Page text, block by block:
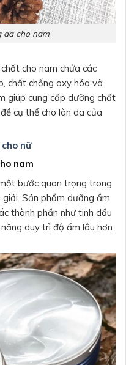
da cho nam
cho nam chứa các
chất chống oxy hóa và
giúp cung cấp dưỡng chất
cụ thể cho làn da của
nữ
nam
bước quan trọng trong
Sản phẩm dưỡng ẩm
thành phần như tinh dầu
duy trì độ ẩm lâu hơn